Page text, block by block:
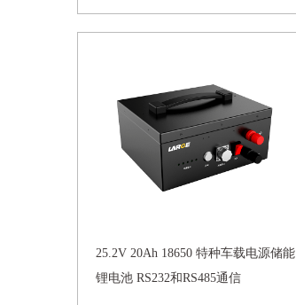
25.2V 20Ah 18650 特种车载电源储能
锂电池 RS232和RS485通信